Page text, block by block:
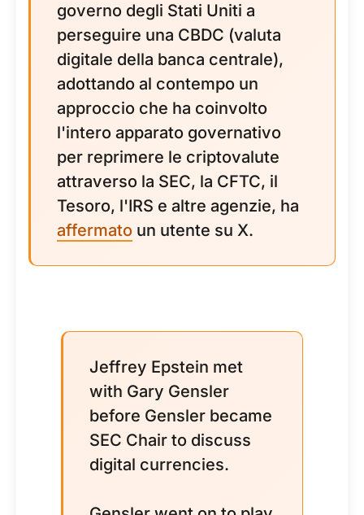
governo degli Stati Uniti a
perseguire una CBDC (valuta
digitale della banca centrale),
adottando al contempo un
approccio che ha coinvolto
l'intero apparato governativo
per reprimere le criptovalute
attraverso la SEC, la CFTC, il
Tesoro, l'IRS e altre agenzie, ha
affermato un utente su X.
Jeffrey Epstein met
with Gary Gensler
before Gensler became
SEC Chair to discuss
digital currencies.